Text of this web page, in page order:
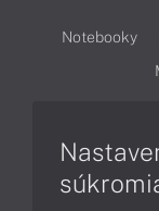
Notebooky
Obchodné